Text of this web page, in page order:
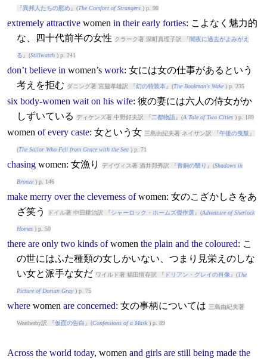
『異邦人たちの慰め』(The Comfort of Strangers) p. 90
extremely attractive women in their early forties: こよなく魅力的
な、四十代前半の女性 クラーク著 深町真理子訳 『闇夜に過去がよみがえ
る 』(Stillwatch) p. 241
don’t believe in women’s work: 女には女の仕事があるという
考えを拒む ダニング著 宮脇孝雄訳 『幻の特装本』(The Bookman's Wake) p. 235
six body-women wait on his wife: 彼の妻には六人の侍女がか
しずいている
ディケンズ著 中野好夫訳 『二都物語』(A Tale of Two Cities) p. 189
women of every caste: 女という女 三島由紀夫著 ネイサン訳 『午後の曳航 』
(The Sailor Who Fell from Grace with the Sea) p. 71
chasing women: 女漁り デイヴィス著 酒井邦秀訳 『青銅の翳り 』(Shadows in
Bronze) p. 146
make merry over the cleverness of women: 女のこざかしさをあ
ざ笑う
ドイル著 中田耕治訳 『シャーロック・ホームズ傑作選 』(Adventure of Sherlock
Homes) p. 50
there are only two kinds of women the plain and the coloured: こ
の世にはふた種類の女しかいない、つまり見栄えのしな
い女と派手な女だ ワイルド著 福田恆存訳 『 ドリアン・グレイの肖像 』(The
Picture of Dorian Gray) p. 75
where women are concerned: 女の事柄については 三島由紀夫著
Weatherby訳 『仮面の告白 』(Confessions of a Mask) p. 89
Across the world today, women and girls are still being made the